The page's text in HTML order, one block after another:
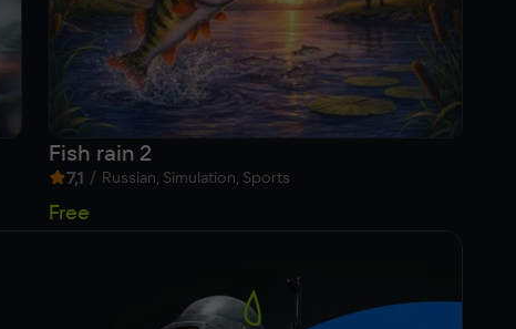
Fish rain 2
7,1 / Russian, Simulation, Sports
Free